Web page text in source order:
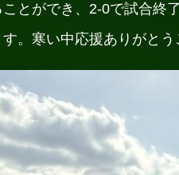
とができ、2-0で試合終了
。寒い中応援ありがとう